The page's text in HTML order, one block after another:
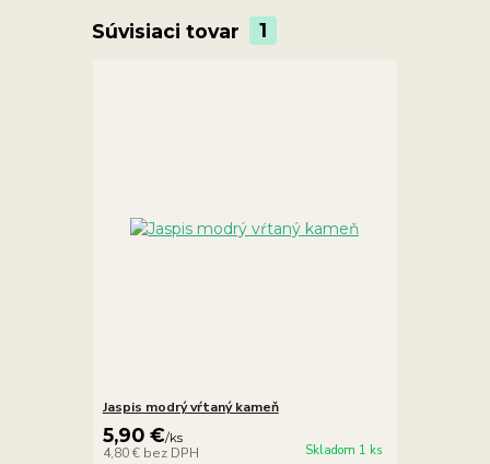
Súvisiaci tovar 1
Jaspis modrý vŕtaný kameň
5,90 €/ks
4,80 € bez DPH Skladom 1 ks